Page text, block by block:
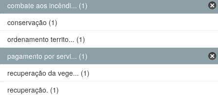
combate aos incêndi... (1)
conservação (1)
ordenamento territo... (1)
pagamento por servi... (1)
recuperação da vege... (1)
recuperação. (1)